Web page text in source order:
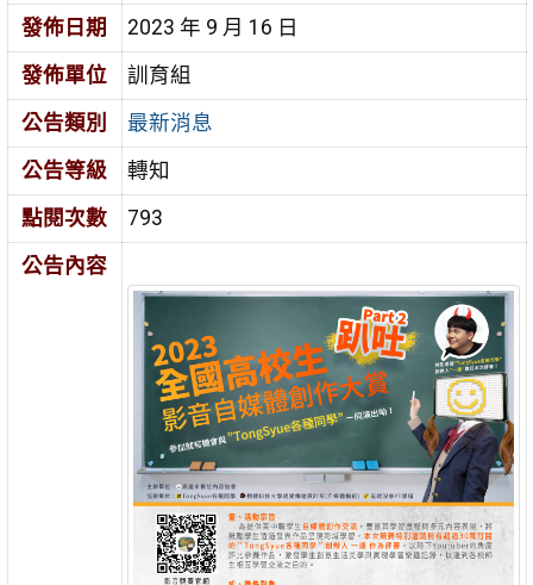
發佈日期
2023 年 9 月 16 日
發佈單位
訓育組
公告類別
最新消息
公告等級
轉知
點閱次數
793
公告內容